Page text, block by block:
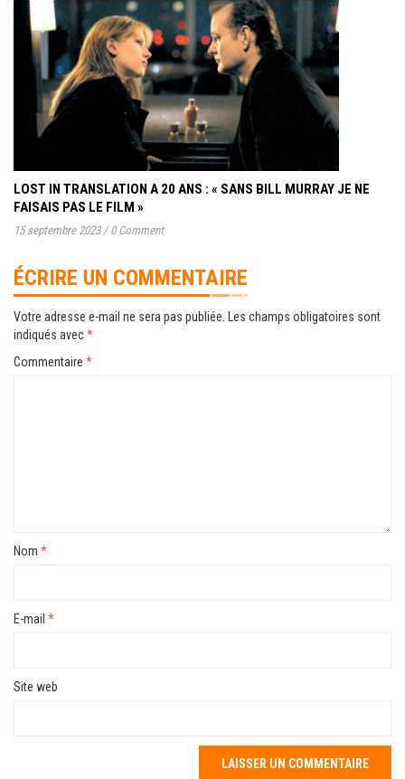
LOST IN TRANSLATION A 20 ANS : « SANS BILL MURRAY JE NE
FAISAIS PAS LE FILM »
15 septembre 2023 / 0 Comment
ÉCRIRE UN COMMENTAIRE
Votre adresse e-mail ne sera pas publiée. Les champs obligatoires sont
indiqués avec*
Commentaire *
Nom *
E-mail *
Site web